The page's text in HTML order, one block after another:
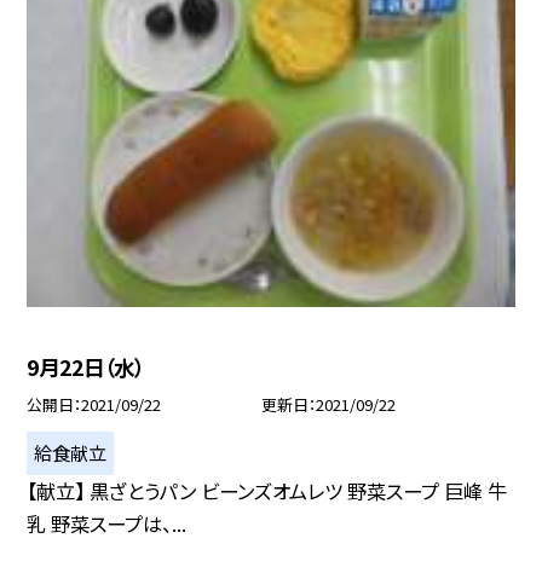
9月22日（水）
公開日 2021/09/22 更新日 2021/09/22
給食献立
【献立】 黒ざとうパン ビーンズオムレツ 野菜スープ 巨峰 牛
乳 野菜スープは、...